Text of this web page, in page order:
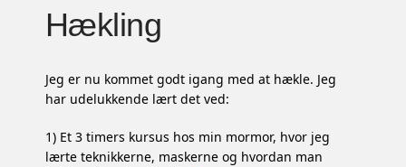
Hækling
Jeg er nu kommet godt igang med at hækle. Jeg
har udelukkende lært det ved:
1) Et 3 timers kursus hos min mormor, hvor jeg
lærte teknikkerne, maskerne og hvordan man